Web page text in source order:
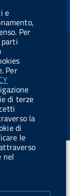
e
Per
Per
di terze
la
di
le
nel